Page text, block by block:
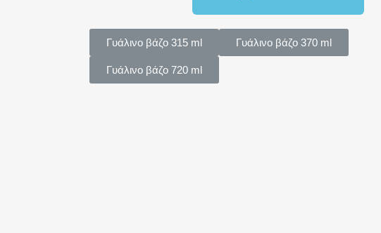
Γυάλινο βάζο 315 ml Γυάλινο βάζο 370 ml
Γυάλινο βάζο 720 ml